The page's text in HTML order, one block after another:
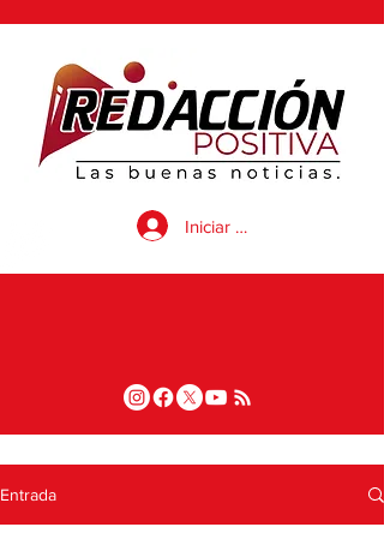
Iniciar sesión
Entrada